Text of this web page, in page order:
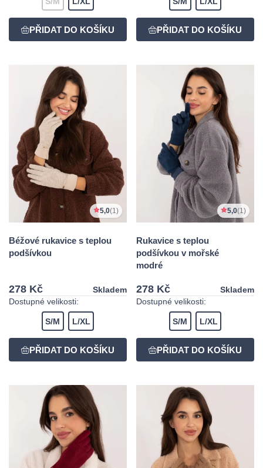
5,0(1)
Béžové rukavice s teplou
podšívkou
278 Kč
Skladem
Dostupné velikosti:
S/M L/XL
5,0(1)
Rukavice s teplou
podšívkou v mořské
modré
278 Kč
Skladem
Dostupné velikosti:
S/M L/XL